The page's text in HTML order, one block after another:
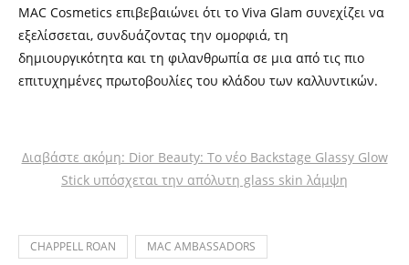
MAC Cosmetics επιβεβαιώνει ότι το Viva Glam συνεχίζει να
εξελίσσεται, συνδυάζοντας την ομορφιά, τη
δημιουργικότητα και τη φιλανθρωπία σε μια από τις πιο
επιτυχημένες πρωτοβουλίες του κλάδου των καλλυντικών.
Διαβάστε ακόμη: Dior Beauty: Το νέο Backstage Glassy Glow
Stick υπόσχεται την απόλυτη glass skin λάμψη
CHAPPELL ROAN MAC AMBASSADORS